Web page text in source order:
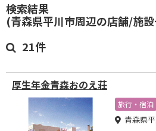
検索結果
(青森県平川市周辺の店舗/施設
21件
厚生年金青森おのえ荘
旅行・宿泊
青森県